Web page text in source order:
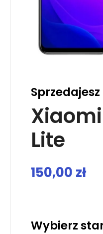
Sprzedajesz
Xiaomi
Lite
150,00 zł
Wybierz